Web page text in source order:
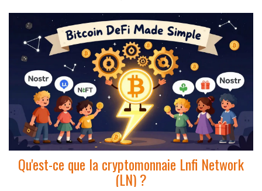
Qu'est-ce que la cryptomonnaie Lnfi Network
(LN) ?